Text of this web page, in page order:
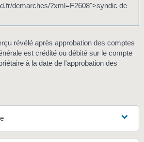
demarches/?xml=F2608">syndic de
révélé après approbation des comptes
est crédité ou débité sur le compte
à la date de l'approbation des